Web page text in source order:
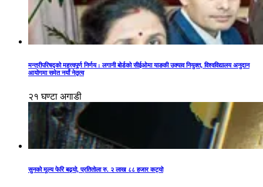
मन्त्रीपरिषद्को महत्त्वपूर्ण निर्णय : लगानी बोर्डको सीईओमा याङकी उक्याव नियुक्त, विश्वविद्यालय अनुदान
आयोगमा समेत नयाँ नेतृत्व
२१ घण्टा अगाडी
सुनको मूल्य फेरि बढ्यो, प्रतितोला रु. २ लाख ८८ हजार कट्यो